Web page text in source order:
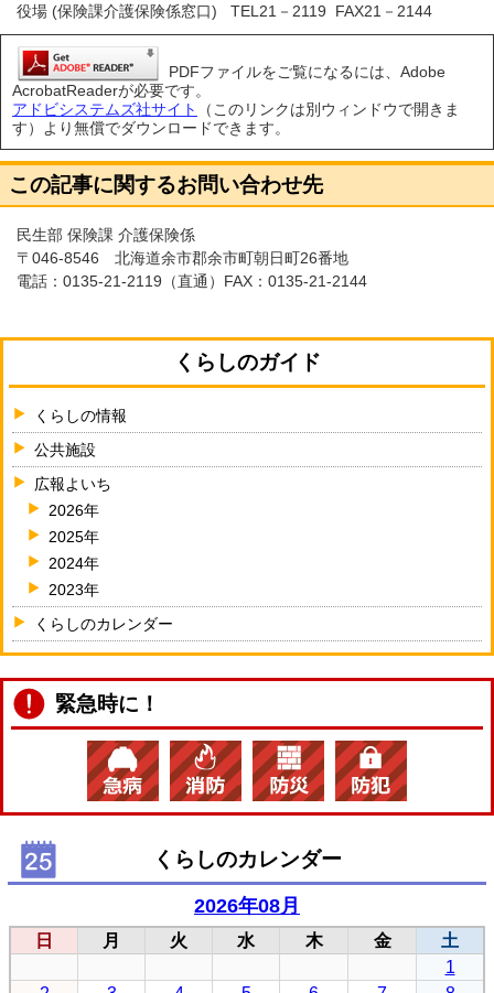
役場 (保険課介護保険係窓口) TEL21－2119 FAX21－2144
PDFファイルをご覧になるには、Adobe
AcrobatReaderが必要です。
アドビシステムズ社サイト
（このリンクは別ウィンドウで開きま
す）より無償でダウンロードできます。
この記事に関するお問い合わせ先
民生部 保険課 介護保険係
〒046-8546 北海道余市郡余市町朝日町26番地
電話： 0135-21-2119 （直通）FAX：0135-21-2144
くらしのガイド
くらしの情報
公共施設
広報よいち
2026年
2025年
2024年
2023年
くらしのカレンダー
緊急時に！
くらしのカレンダー